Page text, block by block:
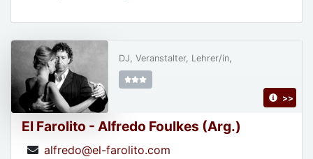
El Farolito - Alfredo Foulkes (Arg.)
alfredo@el-farolito.com
DJ, Veranstalter, Lehrer/in,
>>